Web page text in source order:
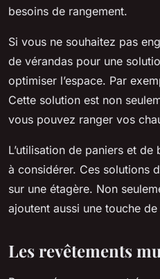
besoins de rangement.
Si vous ne souhaitez pas
de vérandas pour une
optimiser l’espace. Par
Cette solution est non
vous pouvez ranger vos
L’utilisation de paniers et
à considérer. Ces solutions
sur une étagère. Non
ajoutent aussi une touche
Les revêtements